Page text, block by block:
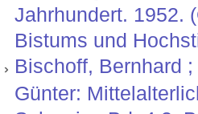
Jahrhundert. 1952.
Bistums und
Bischoff, Bernhard
Günter: